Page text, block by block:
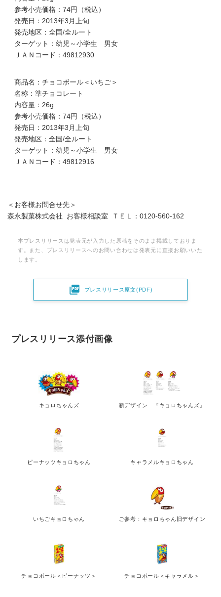
参考小売価格：74円（税込）
発売日：2013年3月上旬
発売地区：全国/全ルート
ターゲット：幼児～小学生 男女
ＪＡＮコード：49812930
商品名：チョコボール＜いちご＞
名称：準チョコレート
内容量：26g
参考小売価格：74円（税込）
発売日：2013年3月上旬
発売地区：全国/全ルート
ターゲット：幼児～小学生 男女
ＪＡＮコード：49812916
＜お客様お問合せ先＞
森永製菓株式会社 お客様相談室 ＴＥＬ：0120-560-162
本プレスリリースは発表元が入力した原稿をそのまま掲載しておりま
す。また、プレスリリースへのお問い合わせは発表元に直接お願いいた
します。
 プレスリリース原文(PDF)
プレスリリース添付画像
キョロちゃんズ 新デザイン 『キョロちゃんズ』
ピーナッツキョロちゃん キャラメルキョロちゃん
いちごキョロちゃん ご参考：キョロちゃん旧デザイン
チョコボール＜ピーナッツ＞ チョコボール＜キャラメル＞